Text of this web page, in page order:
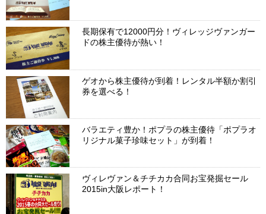
長期保有で12000円分！ヴィレッジヴァンガー
ドの株主優待が熱い！
ゲオから株主優待が到着！レンタル半額か割引
券を選べる！
バラエティ豊か！ポプラの株主優待「ポプラオ
リジナル菓子珍味セット」が到着！
ヴィレヴァン＆チチカカ合同お宝発掘セール
2015in大阪レポート！